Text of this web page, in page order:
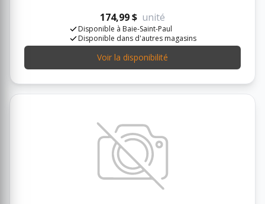
174,99 $ unité
Disponible à Baie-Saint-Paul
Disponible dans d'autres magasins
Voir la disponibilité